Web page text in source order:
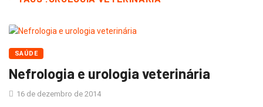
SAÚDE
Nefrologia e urologia veterinária
16 de dezembro de 2014